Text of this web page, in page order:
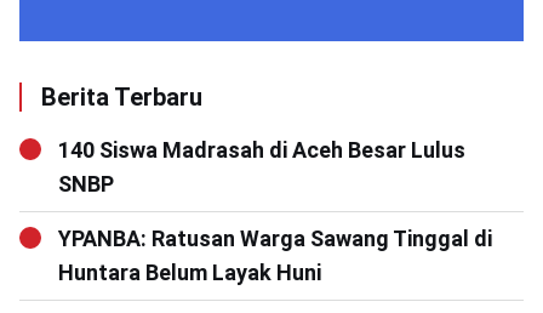
Berita Terbaru
140 Siswa Madrasah di Aceh Besar Lulus
SNBP
YPANBA: Ratusan Warga Sawang Tinggal di
Huntara Belum Layak Huni